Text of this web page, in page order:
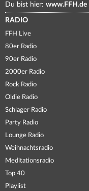
Du bist hier: www.FFH.de
RADIO
FFH Live
80er Radio
90er Radio
2000er Radio
Rock Radio
Oldie Radio
Schlager Radio
Party Radio
Lounge Radio
Weihnachtsradio
Meditationsradio
Top 40
Playlist